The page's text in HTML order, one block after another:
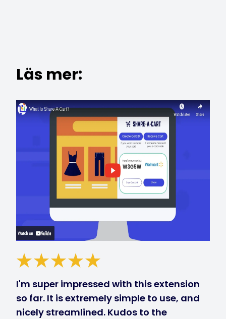
Läs mer:
I'm super impressed with this extension
so far. It is extremely simple to use, and
nicely streamlined. Kudos to the